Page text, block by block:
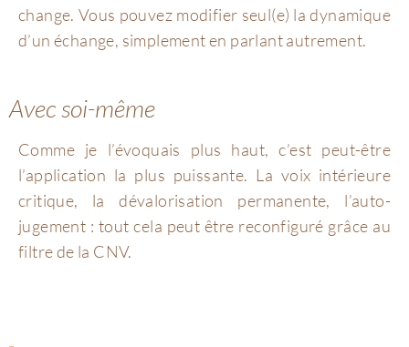
change. Vous pouvez modifier seul(e) la dynamique
d’un échange, simplement en parlant autrement.
Avec soi-même
Comme je l’évoquais plus haut, c’est peut-être
l’application la plus puissante. La voix intérieure
critique, la dévalorisation permanente, l’auto-
jugement : tout cela peut être reconfiguré grâce au
filtre de la CNV.